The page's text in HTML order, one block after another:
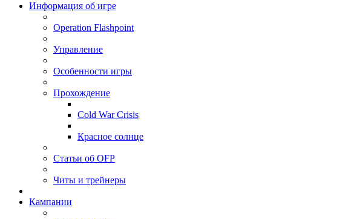
Информация об игре
Operation Flashpoint
Управление
Особенности игры
Прохождение
Cold War Crisis
Красное солнце
Статьи об OFP
Читы и трейнеры
Кампании